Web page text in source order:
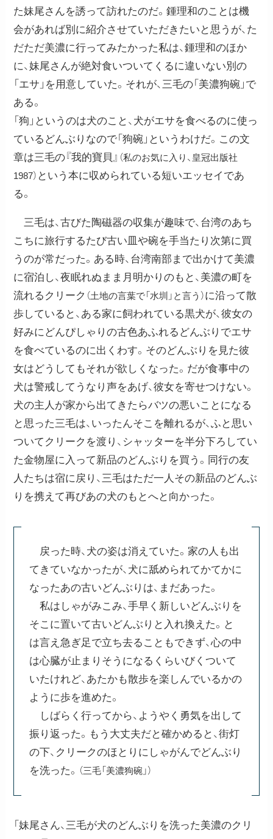
た妹尾さんを誘って訪れたのだ。鍾理和のことは機
会があれば別に紹介させていただきたいと思うが、た
だただ美濃に行ってみたかった私は、鍾理和のほか
に、妹尾さんが絶対食いついてくるに違いない別の
「エサ」を用意していた。それが、三毛の「美濃狗碗」で
ある。
「狗」というのは犬のこと、犬がエサを食べるのに使っ
ているどんぶりなので「狗碗」というわけだ。この文
章は三毛の『我的寶貝』 （私のお気に入り、皇冠出版社
1987） という本に収められている短いエッセイであ
る。
三毛は、古びた陶磁器の収集が趣味で、台湾のあち
こちに旅行するたび古い皿や碗を手当たり次第に買
うのが常だった。ある時、台湾南部まで出かけて美濃
に宿泊し、夜眠れぬまま月明かりのもと、美濃の町を
流れるクリーク （土地の言葉で「水圳」と言う）に沿って散
歩していると、ある家に飼われている黒犬が、彼女の
好みにどんぴしゃりの古色あふれるどんぶりでエサ
を食べているのに出くわす。そのどんぶりを見た彼
女はどうしてもそれが欲しくなった。だが食事中の
犬は警戒してうなり声をあげ、彼女を寄せつけない。
犬の主人が家から出てきたらバツの悪いことになる
と思った三毛は、いったんそこを離れるが、ふと思い
ついてクリークを渡り、シャッターを半分下ろしてい
た金物屋に入って新品のどんぶりを買う。同行の友
人たちは宿に戻り、三毛はただ一人その新品のどんぶ
りを携えて再びあの犬のもとへと向かった。
戻った時、犬の姿は消えていた。家の人も出
てきていなかったが、犬に舐められてかてかに
なったあの古いどんぶりは、まだあった。
私はしゃがみこみ、手早く新しいどんぶりを
そこに置いて古いどんぶりと入れ換えた。と
は言え急ぎ足で立ち去ることもできず、心の中
は心臓が止まりそうになるくらいびくついて
いたけれど、あたかも散歩を楽しんでいるかの
ように歩を進めた。
しばらく行ってから、ようやく勇気を出して
振り返った。もう大丈夫だと確かめると、街灯
の下、クリークのほとりにしゃがんでどんぶり
を洗った。 （三毛「美濃狗碗」）
「妹尾さん、三毛が犬のどんぶりを洗った美濃のクリ